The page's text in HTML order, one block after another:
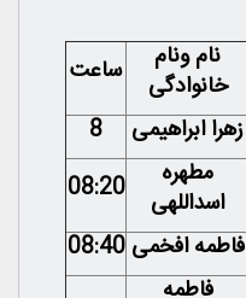
نام ونام
خانوادگی
ساعت
زهرا ابراهیمی
8
مطهره
اسداللهی
08:20
فاطمه افخمی 08:40
فاطمه